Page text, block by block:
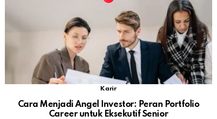
Karir
Cara Menjadi Angel Investor: Peran Portfolio
Career untuk Eksekutif Senior